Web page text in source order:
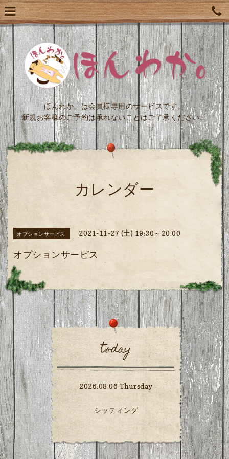
ほんわか。は会員様専用のサービスです。
新規お客様のご予約は承れないことはご了承ください。
カレンダー
オプションサービス 2021-11-27 (土) 19:30～20:00
オプションサービス
today
2026.08.06 Thursday
シッティング